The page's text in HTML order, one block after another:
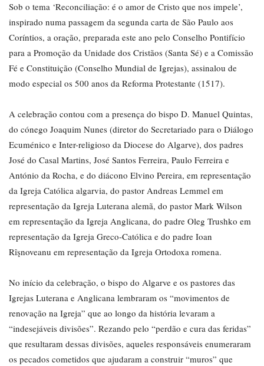
Sob o tema ‘Reconciliação: é o amor de Cristo que nos impele’,
inspirado numa passagem da segunda carta de São Paulo aos
Coríntios, a oração, preparada este ano pelo Conselho Pontifício
para a Promoção da Unidade dos Cristãos (Santa Sé) e a Comissão
Fé e Constituição (Conselho Mundial de Igrejas), assinalou de
modo especial os 500 anos da Reforma Protestante (1517).
A celebração contou com a presença do bispo D. Manuel Quintas,
do cónego Joaquim Nunes (diretor do Secretariado para o Diálogo
Ecuménico e Inter-religioso da Diocese do Algarve), dos padres
José do Casal Martins, José Santos Ferreira, Paulo Ferreira e
António da Rocha, e do diácono Elvino Pereira, em representação
da Igreja Católica algarvia, do pastor Andreas Lemmel em
representação da Igreja Luterana alemã, do pastor Mark Wilson
em representação da Igreja Anglicana, do padre Oleg Trushko em
representação da Igreja Greco-Católica e do padre Ioan
Rîşnoveanu em representação da Igreja Ortodoxa romena.
No início da celebração, o bispo do Algarve e os pastores das
Igrejas Luterana e Anglicana lembraram os “movimentos de
renovação na Igreja” que ao longo da história levaram a
“indesejáveis divisões”. Rezando pelo “perdão e cura das feridas”
que resultaram dessas divisões, aqueles responsáveis enumeraram
os pecados cometidos que ajudaram a construir “muros” que